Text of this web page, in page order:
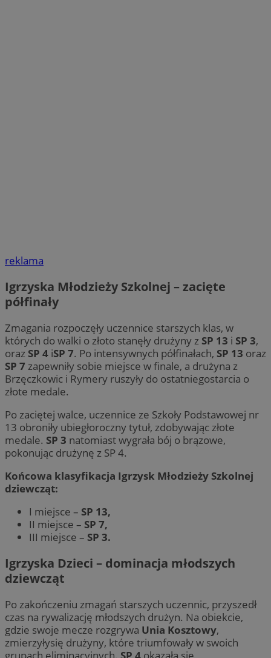
reklama
Igrzyska Młodzieży Szkolnej – zacięte
półfinały
Zmagania rozpoczęły uczennice starszych klas, w
których do walki o złoto stanęły drużyny z SP 13 i SP 3,
oraz SP 4 iSP 7. Po intensywnych półfinałach, SP 13 oraz
SP 7 zapewniły sobie miejsce w finale, a drużyna z
Brzęczkowic i Rymery ruszyły do ostatniegostarcia o
złote medale.
Po zaciętej walce, uczennice ze Szkoły Podstawowej nr
13 obroniły ubiegłoroczny tytuł, zdobywając złote
medale. SP 3 natomiast wygrała bój o brązowe,
pokonując drużynę z SP 4.
Końcowa klasyfikacja Igrzysk Młodzieży Szkolnej
dziewcząt:
I miejsce – SP 13,
II miejsce – SP 7,
III miejsce – SP 3.
Igrzyska Dzieci – dominacja młodszych
dziewcząt
Po zakończeniu zmagań starszych uczennic, przyszedł
czas na rywalizację młodszych drużyn. Na obiekcie,
gdzie swoje mecze rozgrywa Unia Kosztowy,
zmierzyłysię drużyny, które triumfowały w swoich